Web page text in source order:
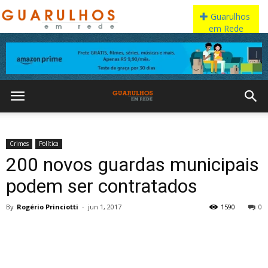
Crimes Política
200 novos guardas municipais
podem ser contratados
By Rogério Princiotti - jun 1, 2017 0
1590